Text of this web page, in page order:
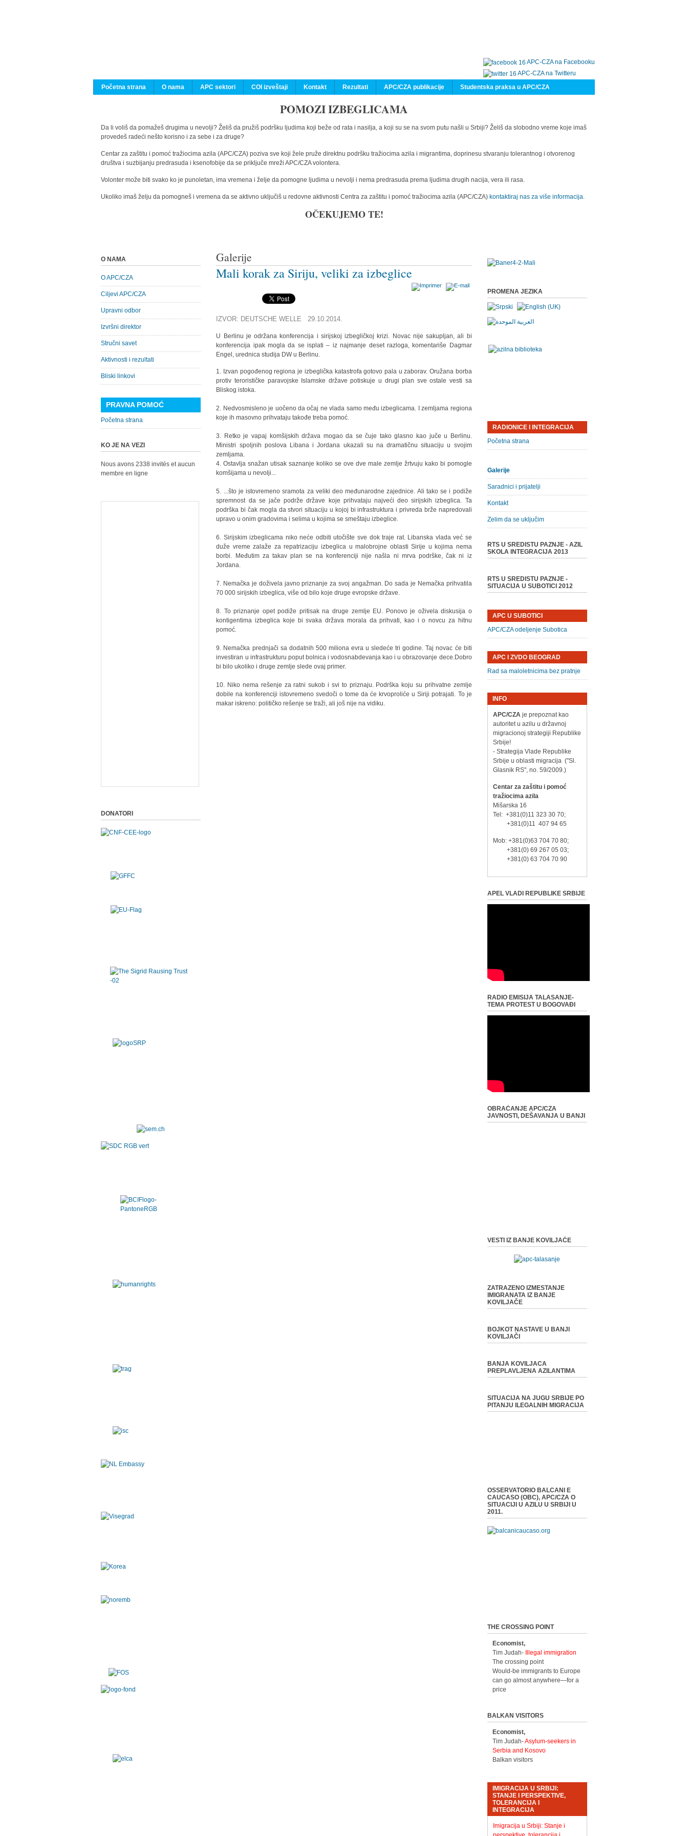
APC-CZA na Facebooku
APC-CZA na Twitteru
Početna strana
O nama APC sektori COI izveštaji Kontakt Rezultati APC/CZA publikacije Studentska praksa u APC/CZA
POMOZI IZBEGLICAMA
Da li voliš da pomažeš drugima u nevolji? Želiš da pružiš podršku ljudima koji beže od rata i nasilja, a koji su se na svom putu našli u Srbiji? Želiš da slobodno vreme koje imaš
provedeš radeći nešto korisno i za sebe i za druge?
Centar za zaštitu i pomoć tražiocima azila (APC/CZA) poziva sve koji žele pruže direktnu podršku tražiocima azila i migrantima, doprinesu stvaranju tolerantnog i otvorenog
društva i suzbijanju predrasuda i ksenofobije da se priključe mreži APC/CZA volontera.
Volonter može biti svako ko je punoletan, ima vremena i želje da pomogne ljudima u nevolji i nema predrasuda prema ljudima drugih nacija, vera ili rasa.
Ukoliko imaš želju da pomogneš i vremena da se aktivno uključiš u redovne aktivnosti Centra za zaštitu i pomoć tražiocima azila (APC/CZA) kontaktiraj nas za više informacija.
OČEKUJEMO TE!
Galerije
Mali korak za Siriju, veliki za izbeglice
IZVOR: DEUTSCHE WELLE 29.10.2014.
U Berlinu je održana konferencija i sirijskoj izbegličkoj krizi. Novac nije sakupljan, ali bi
konferencija ipak mogla da se isplati – iz najmanje deset razloga, komentariše Dagmar
Engel, urednica studija DW u Berlinu.
1. Izvan pogođenog regiona je izbeglička katastrofa gotovo pala u zaborav. Oružana borba
protiv terorističke paravojske Islamske države potiskuje u drugi plan sve ostale vesti sa
Bliskog istoka.
2. Nedvosmisleno je uočeno da očaj ne vlada samo među izbeglicama. I zemljama regiona
koje ih masovno prihvataju takođe treba pomoć.
3. Retko je vapaj komšijskih država mogao da se čuje tako glasno kao juče u Berlinu.
Ministri spoljnih poslova Libana i Jordana ukazali su na dramatičnu situaciju u svojim
zemljama.
4. Ostavlja snažan utisak saznanje koliko se ove dve male zemlje žrtvuju kako bi pomogle
komšijama u nevolji...
5. ...što je istovremeno sramota za veliki deo međunarodne zajednice. Ali tako se i podiže
spremnost da se jače podrže države koje prihvataju najveći deo sirijskih izbeglica. Ta
podrška bi čak mogla da stvori situaciju u kojoj bi infrastruktura i privreda brže napredovali
upravo u onim gradovima i selima u kojima se smeštaju izbeglice.
6. Sirijskim izbeglicama niko neće odbiti utočište sve dok traje rat. Libanska vlada već se
duže vreme zalaže za repatrizaciju izbeglica u malobrojne oblasti Sirije u kojima nema
borbi. Međutim za takav plan se na konferenciji nije našla ni mrva podrške, čak ni iz
Jordana.
7. Nemačka je doživela javno priznanje za svoj angažman. Do sada je Nemačka prihvatila
70 000 sirijskih izbeglica, više od bilo koje druge evropske države.
8. To priznanje opet podiže pritisak na druge zemlje EU. Ponovo je oživela diskusija o
kontigentima izbeglica koje bi svaka država morala da prihvati, kao i o novcu za hitnu
pomoć.
9. Nemačka prednjači sa dodatnih 500 miliona evra u sledeće tri godine. Taj novac će biti
investiran u infrastrukturu poput bolnica i vodosnabdevanja kao i u obrazovanje dece.Dobro
bi bilo ukoliko i druge zemlje slede ovaj primer.
10. Niko nema rešenje za ratni sukob i svi to priznaju. Podrška koju su prihvatne zemlje
dobile na konferenciji istovremeno svedoči o tome da će krvoproliće u Siriji potrajati. To je
makar iskreno: političko rešenje se traži, ali još nije na vidiku.
O NAMA
O APC/CZA
Ciljevi APC/CZA
Upravni odbor
Izvršni direktor
Stručni savet
Aktivnosti i rezultati
Bliski linkovi
PRAVNA POMOĆ
Početna strana
KO JE NA VEZI
Nous avons 2338 invités et aucun
membre en ligne
DONATORI
PROMENA JEZIKA
RADIONICE I INTEGRACIJA
Početna strana
Galerije
Saradnici i prijatelji
Kontakt
Zelim da se uključim
RTS U SREDISTU PAZNJE - AZIL
SKOLA INTEGRACIJA 2013
RTS U SREDISTU PAZNJE -
SITUACIJA U SUBOTICI 2012
APC U SUBOTICI
APC/CZA odeljenje Subotica
APC I ZVDO BEOGRAD
Rad sa maloletnicima bez pratnje
INFO
APC/CZAje prepoznat kao
autoritet u azilu u državnoj
migracionoj strategiji Republike
Srbije!
- Strategija Vlade Republike
Srbije u oblasti migracija ("Sl.
Glasnik RS", no. 59/2009.)
Centar za zaštitu i pomoć
tražiocima azila
Mišarska 16
Tel: +381(0)11 323 30 70;
+381(0)11 407 94 65
Mob: +381(0)63 704 70 80;
+381(0) 69 267 05 03;
+381(0) 63 704 70 90
APEL VLADI REPUBLIKE SRBIJE
RADIO EMISIJA TALASANJE-
TEMA PROTEST U BOGOVAĐI
OBRAĆANJE APC/CZA
JAVNOSTI, DEŠAVANJA U BANJI
VESTI IZ BANJE KOVILJAČE
ZATRAZENO IZMESTANJE
IMIGRANATA IZ BANJE
KOVILJAČE
BOJKOT NASTAVE U BANJI
KOVILJAČI
BANJA KOVILJACA
PREPLAVLJENA AZILANTIMA
SITUACIJA NA JUGU SRBIJE PO
PITANJU ILEGALNIH MIGRACIJA
OSSERVATORIO BALCANI E
CAUCASO (OBC), APC/CZA O
SITUACIJI U AZILU U SRBIJI U
2011.
THE CROSSING POINT
Economist,
Tim Judah-
Illegal immigration
The crossing point
Would-be immigrants to Europe
can go almost anywhere—for a
price
BALKAN VISITORS
Economist,
Tim Judah-Asylum-seekers in
Serbia and Kosovo
Balkan visitors
IMIGRACIJA U SRBIJI:
STANJE I PERSPEKTIVE,
TOLERANCIJA I
INTEGRACIJA
Imigracija u Srbiji: Stanje i